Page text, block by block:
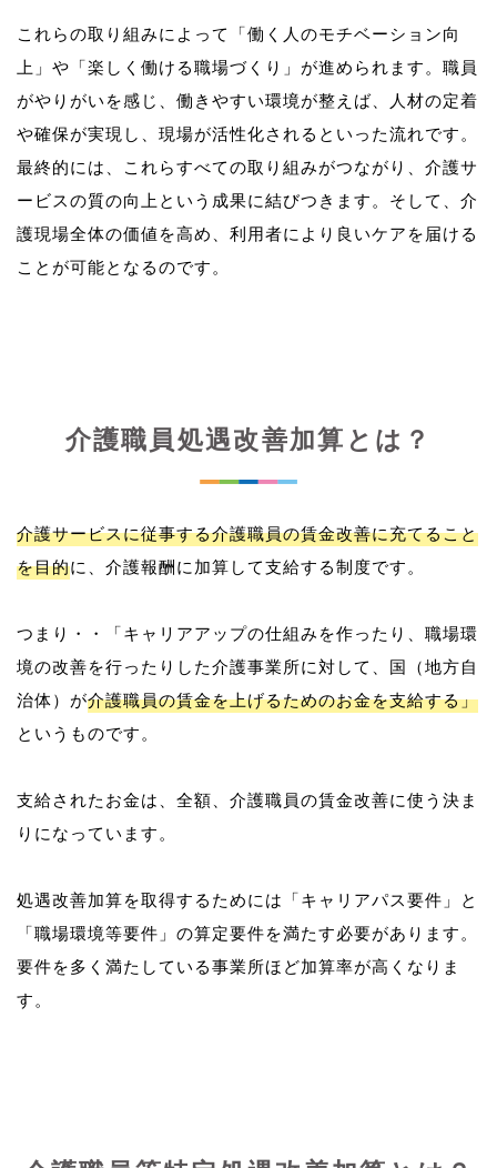
これらの取り組みによって「働く人のモチベーション向
上」や「楽しく働ける職場づくり」が進められます。職員
がやりがいを感じ、働きやすい環境が整えば、人材の定着
や確保が実現し、現場が活性化されるといった流れです。
最終的には、これらすべての取り組みがつながり、介護サ
ービスの質の向上という成果に結びつきます。そして、介
護現場全体の価値を高め、利用者により良いケアを届ける
介護職員処遇改善加算とは？
介護サービスに従事する介護職員の賃金改善に充てること
を目的に、介護報酬に加算して支給する制度です。
つまり・・「キャリアアップの仕組みを作ったり、職場環
境の改善を行ったりした介護事業所に対して、国（地方自
治体）が介護職員の賃金を上げるためのお金を支給する」
というものです。
支給されたお金は、全額、介護職員の賃金改善に使う決ま
りになっています。
処遇改善加算を取得するためには「キャリアパス要件」と
「職場環境等要件」の算定要件を満たす必要があります。
要件を多く満たしている事業所ほど加算率が高くなりま
す。